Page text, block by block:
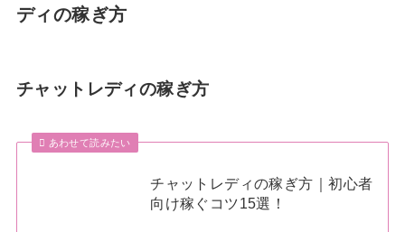
ディの稼ぎ方
チャットレディの稼ぎ方
あわせて読みたい
チャットレディの稼ぎ方｜初心者
向け稼ぐコツ15選！